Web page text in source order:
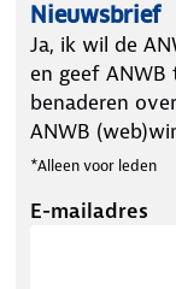
Nieuwsbrief
Ja, ik wil de
en geef
benaderen
ANWB
*Alleen voor leden
E-mailadres